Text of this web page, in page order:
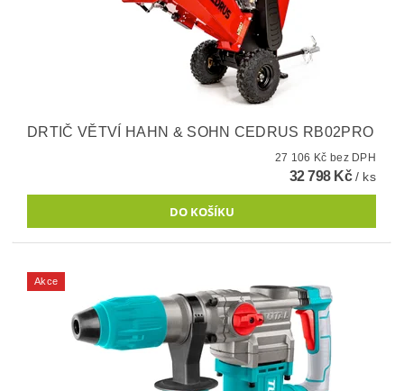
DRTIČ VĚTVÍ HAHN & SOHN CEDRUS RB02PRO
27 106 Kč bez DPH
32 798 Kč/ ks
Akce